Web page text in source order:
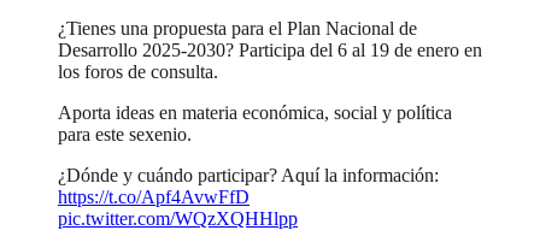
¿Tienes una propuesta para el Plan Nacional de
Desarrollo 2025-2030? Participa del 6 al 19 de enero en
los foros de consulta.
Aporta ideas en materia económica, social y política
para este sexenio.
¿Dónde y cuándo participar? Aquí la información:
https://t.co/Apf4AvwFfD
pic.twitter.com/WQzXQHHlpp